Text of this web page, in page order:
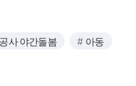
사 야간돌봄 아동